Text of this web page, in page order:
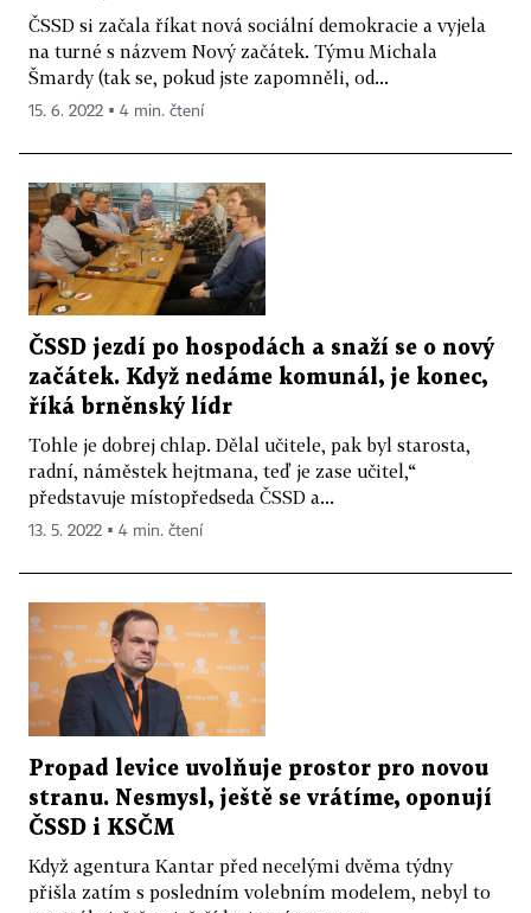
ČSSD si začala říkat nová sociální demokracie a vyjela
na turné s názvem Nový začátek. Týmu Michala
Šmardy (tak se, pokud jste zapomněli, od...
15. 6. 2022 ▪ 4 min. čtení
ČSSD jezdí po hospodách a snaží se o nový
začátek. Když nedáme komunál, je konec,
říká brněnský lídr
Tohle je dobrej chlap. Dělal učitele, pak byl starosta,
radní, náměstek hejtmana, teď je zase učitel,“
představuje místopředseda ČSSD a...
13. 5. 2022 ▪ 4 min. čtení
Propad levice uvolňuje prostor pro novou
stranu. Nesmysl, ještě se vrátíme, oponují
ČSSD i KSČM
Když agentura Kantar před necelými dvěma týdny
přišla zatím s posledním volebním modelem, nebyl to